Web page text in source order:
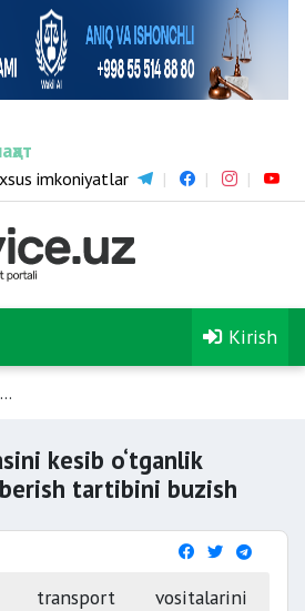
imkoniyatlar
Kirish
kesib o‘tganlik
berish tartibini buzish
transport vositalarini